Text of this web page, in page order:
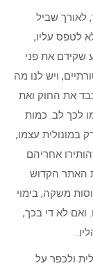
לאורך שביל
שלא לטפס עליו,
את פני
ויש לנו מה
את החוק ואת
לכך לב. כמות
במונולית עצמו,
אחריהם
האתר הקדוש
משקה, בימוי
ואם לא די בכך,
ולכפר על